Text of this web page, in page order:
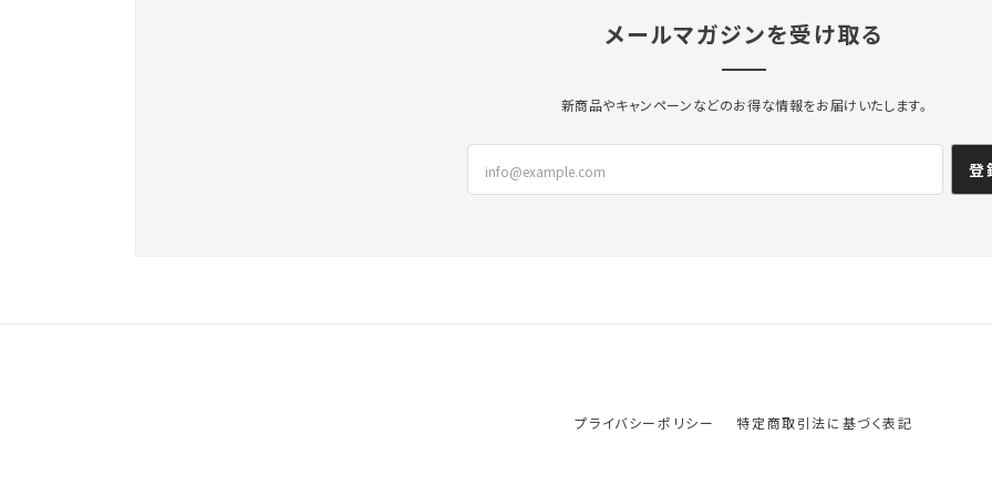
メールマガジンを受け取る
新商品やキャンペーンなどのお得な情報をお届けいたします。
登
プライバシーポリシー 特定商取引法に基づく表記